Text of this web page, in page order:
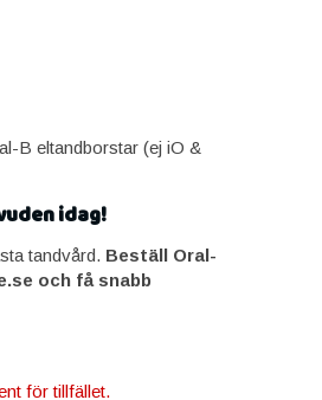
B eltandborstar (ej iO &
idag!
tandvård. Beställ Oral-
och få snabb
för tillfället.